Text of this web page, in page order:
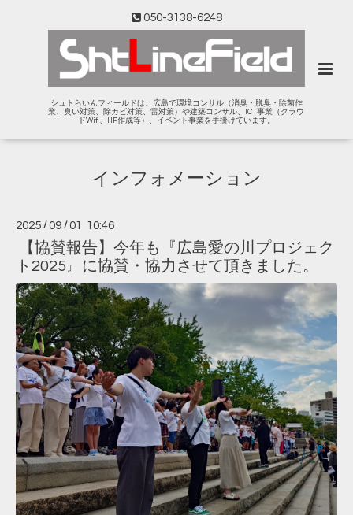
050-3138-6248
シュトらいんフィールドは、広島で環境コンサル（消臭・脱臭・除菌作
業、臭い対策、除カビ対策、雷対策）や建築コンサル、ICT事業（クラウ
ドWifi、HP作成等）、イベント事業を手掛けています。
インフォメーション
2025 /09 /01 10:46
【協賛報告】今年も『広島愛の川プロジェク
ト2025』に協賛・協力させて頂きました。